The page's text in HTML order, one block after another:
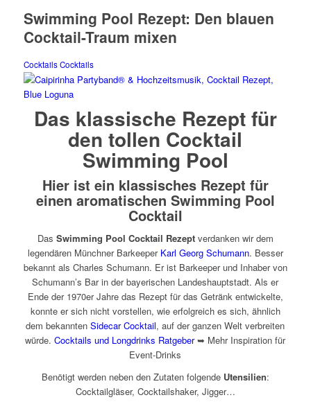
Swimming Pool Rezept: Den blauen
Cocktail-Traum mixen
Cocktails Cocktails
Das klassische Rezept für
den tollen Cocktail
Swimming Pool
Hier ist ein klassisches Rezept für
einen aromatischen Swimming Pool
Cocktail
Das Swimming Pool Cocktail Rezeptverdanken wir dem
legendären Münchner Barkeeper Karl Georg Schumann. Besser
bekannt als Charles Schumann. Er ist Barkeeper und Inhaber von
Schumann’s Bar in der bayerischen Landeshauptstadt. Als er
Ende der 1970er Jahre das Rezept für das Getränk entwickelte,
konnte er sich nicht vorstellen, wie erfolgreich es sich, ähnlich
dem bekanntenSidecar Cocktail, auf der ganzen Welt verbreiten
würde.Cocktails und Longdrinks Ratgeber➥ Mehr Inspiration für
Event-Drinks
Benötigt werden neben den Zutaten folgende Utensilien:
Cocktailgläser, Cocktailshaker, Jigger…